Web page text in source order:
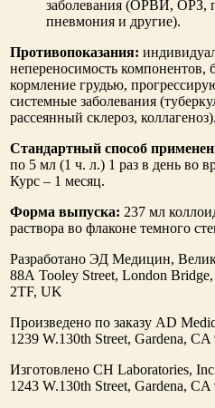
заболевания (ОРВИ, ОРЗ,
пневмония и другие).
Противопоказания:
непереносимость компонентов,
кормление грудью,
системные заболевания
рассеянный склероз, коллагеноз).
Стандартный способ
по 5 мл (1 ч. л.) 1 раз в день во
Курс – 1 месяц.
Форма выпуска: 237 мл
раствора во флаконе темного
Разработано ЭД Медицин,
88А Tooley Street, London
2TF, UK
Произведено по заказу AD
1239 W.130th Street, Gardena,
Изготовлено CH Laboratories, Inc
1243 W.130th Street, Gardena,